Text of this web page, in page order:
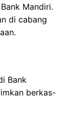
Mandiri.
di cabang
Bank
berkas-